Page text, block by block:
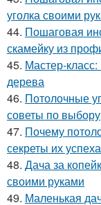
уголка своими
44. Пошаговая
скамейку из
45. Мастер-
дерева
46. Потолочные
советы по выбору
47. Почему
секреты их успеха
48. Дача за
своими руками
49. Маленькая